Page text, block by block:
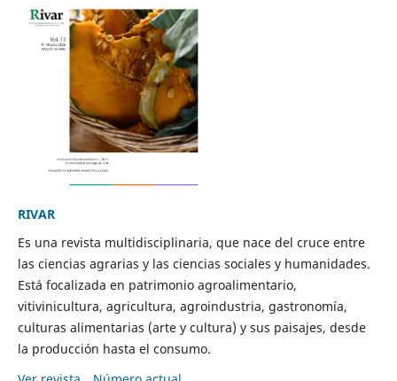
RIVAR
Es una revista multidisciplinaria, que nace del cruce entre
las ciencias agrarias y las ciencias sociales y humanidades.
Está focalizada en patrimonio agroalimentario,
vitivinicultura, agricultura, agroindustria, gastronomía,
culturas alimentarias (arte y cultura) y sus paisajes, desde
la producción hasta el consumo.